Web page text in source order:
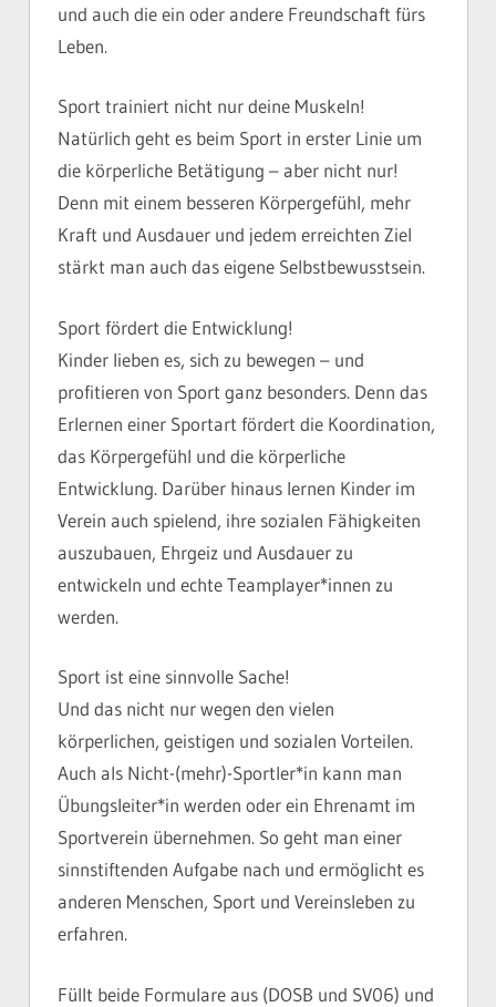
und auch die ein oder andere Freundschaft fürs
Leben.
Sport trainiert nicht nur deine Muskeln!
Natürlich geht es beim Sport in erster Linie um
die körperliche Betätigung – aber nicht nur!
Denn mit einem besseren Körpergefühl, mehr
Kraft und Ausdauer und jedem erreichten Ziel
stärkt man auch das eigene Selbstbewusstsein.
Sport fördert die Entwicklung!
Kinder lieben es, sich zu bewegen – und
profitieren von Sport ganz besonders. Denn das
Erlernen einer Sportart fördert die Koordination,
das Körpergefühl und die körperliche
Entwicklung. Darüber hinaus lernen Kinder im
Verein auch spielend, ihre sozialen Fähigkeiten
auszubauen, Ehrgeiz und Ausdauer zu
entwickeln und echte Teamplayer*innen zu
werden.
Sport ist eine sinnvolle Sache!
Und das nicht nur wegen den vielen
körperlichen, geistigen und sozialen Vorteilen.
Auch als Nicht-(mehr)-Sportler*in kann man
Übungsleiter*in werden oder ein Ehrenamt im
Sportverein übernehmen. So geht man einer
sinnstiftenden Aufgabe nach und ermöglicht es
anderen Menschen, Sport und Vereinsleben zu
erfahren.
Füllt beide Formulare aus (DOSB und SV06) und